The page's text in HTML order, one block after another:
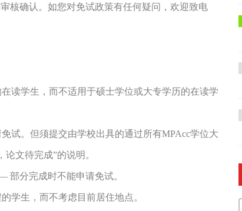
确认。如您对免试政策有任何疑问，欢迎致电
学生，而不适用于硕士学位或大专学历的在读学
。但须提交由学校出具的通过所有MPAcc学位大
文待完成”的说明。
分完成时不能申请免试。
生，而不考虑目前居住地点。